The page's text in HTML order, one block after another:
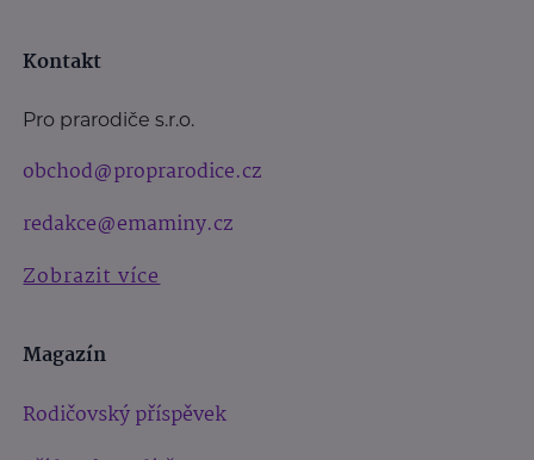
Kontakt
Pro prarodiče s.r.o.
obchod@proprarodice.cz
redakce@emaminy.cz
Zobrazit více
Magazín
Rodičovský příspěvek